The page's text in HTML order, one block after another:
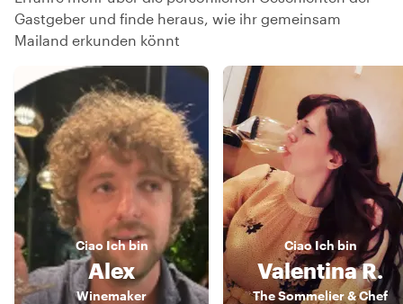
Gastgeber und finde heraus, wie ihr gemeinsam
Mailand erkunden könnt
Ciao Ich bin
Alex
Winemaker
Ciao Ich bin
Valentina R.
The Sommelier & Chef